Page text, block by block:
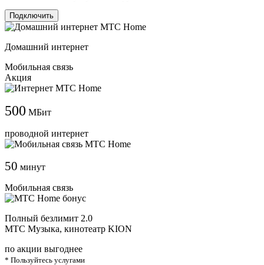
Подключить
Домашний интернет
Мобильная связь
Акция
500 МБит
проводной интернет
50 минут
Мобильная связь
Полный безлимит 2.0
МТС Музыка, кинотеатр KION
по акции выгоднее
* Пользуйтесь услугами